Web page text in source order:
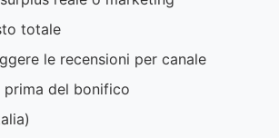
totale
le recensioni per canale
prima del bonifico